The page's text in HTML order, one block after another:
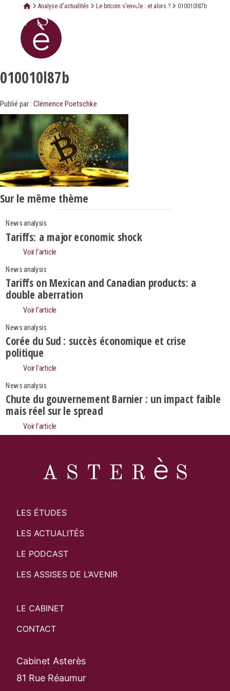
Analyse d'actualités Le bitcoin s’envole : et alors ? 010010l87b
010010l87b
Publié par : Clémence Poetschke
Sur le même thème
News analysis
Tariffs: a major economic shock
Voir l’article
News analysis
Tariffs on Mexican and Canadian products: a
double aberration
Voir l’article
News analysis
Corée du Sud : succès économique et crise
politique
Voir l’article
News analysis
Chute du gouvernement Barnier : un impact faible
mais réel sur le spread
Voir l’article
LES ÉTUDES
LES ACTUALITÉS
LE PODCAST
LES ASSISES DE L’AVENIR
LE CABINET
CONTACT
Cabinet Asterès
81 Rue Réaumur
Search